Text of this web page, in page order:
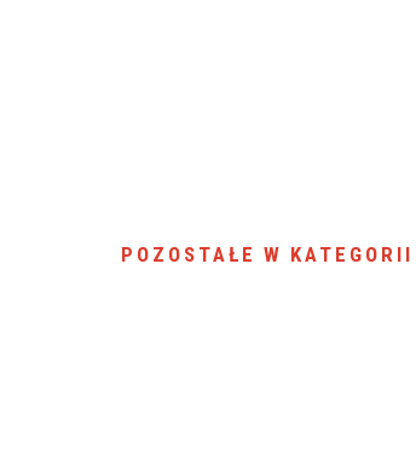
POZOSTAŁE W KATEGORII